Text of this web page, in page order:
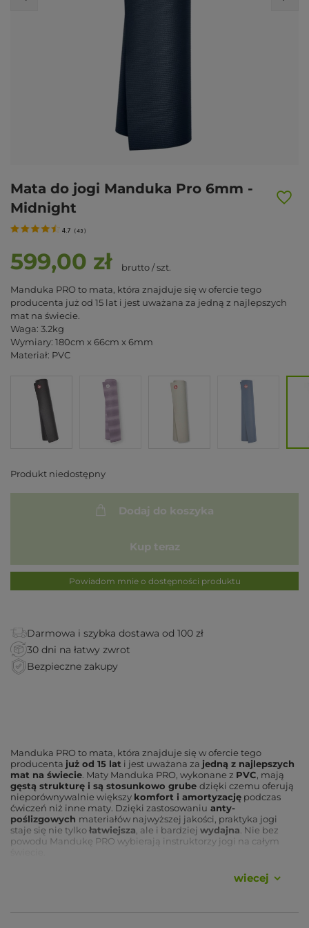
Mata do jogi Manduka Pro 6mm -
Midnight
4.7 (43 )
599,00 zł brutto/szt.
Manduka PRO to mata, która znajduje się w ofercie tego
producenta już od 15 lat i jest uważana za jedną z najlepszych
mat na świecie.
Waga: 3.2kg
Wymiary: 180cm x 66cm x 6mm
Materiał: PVC
Produkt niedostępny
Dodaj do koszyka
Kup teraz
Powiadom mnie o dostępności produktu
Darmowa i szybka dostawa od 100 zł
30 dni na łatwy zwrot
Bezpieczne zakupy
Manduka PRO to mata, która znajduje się w ofercie tego
producenta już od 15 lat i jest uważana za jedną z najlepszych
mat na świecie. Maty Manduka PRO, wykonane z PVC, mają
gęstą strukturę i są stosunkowo grube dzięki czemu oferują
nieporównywalnie większy komfort i amortyzację podczas
ćwiczeń niż inne maty. Dzięki zastosowaniu anty-
poślizgowych materiałów najwyższej jakości, praktyka jogi
staje się nie tylkołatwiejsza , ale i bardziej wydajna . Nie bez
powodu Mandukę PRO wybierają instruktorzy jogi na całym
180cm na 66cm, grubość 6mmwiecej